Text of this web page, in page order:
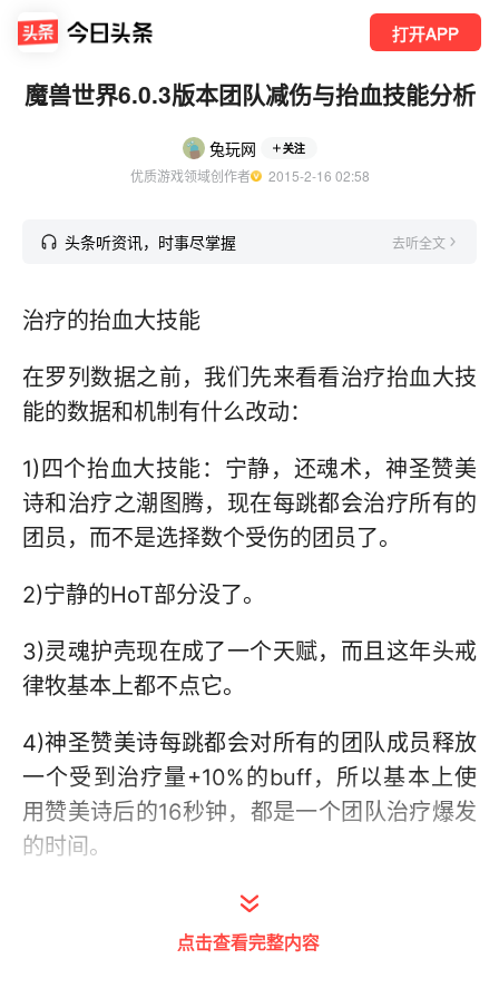
打开APP
魔兽世界6.0.3版本团队减伤与抬血技能分析
兔玩网 关注
优质游戏领域创作者
  2015-2-16 02:58
头条听资讯，时事尽掌握 去听全文
治疗的抬血大技能
在罗列数据之前，我们先来看看治疗抬血大技
能的数据和机制有什么改动：
1)四个抬血大技能：宁静，还魂术，神圣赞美
诗和治疗之潮图腾，现在每跳都会治疗所有的
团员，而不是选择数个受伤的团员了。
2)宁静的HoT部分没了。
3)灵魂护壳现在成了一个天赋，而且这年头戒
律牧基本上都不点它。
4)神圣赞美诗每跳都会对所有的团队成员释放
一个受到治疗量+10%的buff，所以基本上使
用赞美诗后的16秒钟，都是一个团队治疗爆发
的时间。
5)光明之泉现在默认是对低血量的团员自动施
放一个HoT，如果插雕文的话这个HoT治疗量
点击查看完整内容